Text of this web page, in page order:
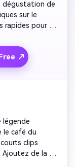
dégustation de
sur le
rapides pour
musique de
souriant
s'estompe.
↗
légende
le café du
clips
de la